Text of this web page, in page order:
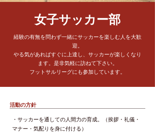
女子サッカー部
経験の有無を問わず一緒にサッカーを楽しむ人を大歓
迎。
やる気があればすぐに上達し、サッカーが楽しくなり
ます。是非気軽に訪ねて下さい。
フットサルリーグにも参加しています。
活動の方針
・サッカーを通しての人間力の育成。（挨拶・礼儀・
マナー・気配りを身に付ける）